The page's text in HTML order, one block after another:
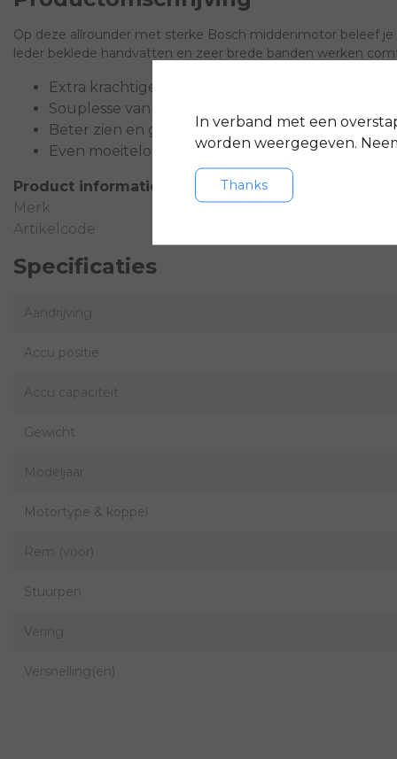
Op deze allrounder met sterke Bosch middenmotor beleef
leder beklede handvatten en zeer brede banden werken
Extra krachtige, geruisloze ondersteuning
Souplesse van fraai in het frame opgenomen
Beter zien en gezien worden dankzij heldere
Even moeiteloze als exacte bediening
Product informatie
Merk
Artikelcode
Specificaties
Aandrijving
Accu positie
Accu capaciteit
Gewicht
Modeljaar
Motortype & koppel
Rem (voor)
Stuurpen
Vering
Versnelling(en)
In verband met een
worden weergegeven.
Thanks